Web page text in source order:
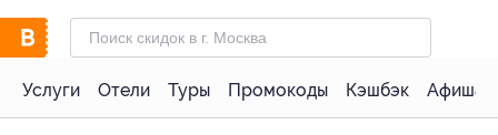
Услуги Отели Туры Промокоды Кэшбэк Афиша